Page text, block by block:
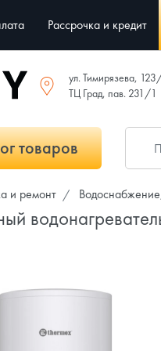
Рассрочка и кредит
ул. Тимирязева,
ТЦ Град, пав. 231/1
товаров
и ремонт